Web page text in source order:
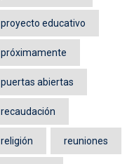
proyecto educativo
próximamente
puertas abiertas
recaudación
religión reuniones